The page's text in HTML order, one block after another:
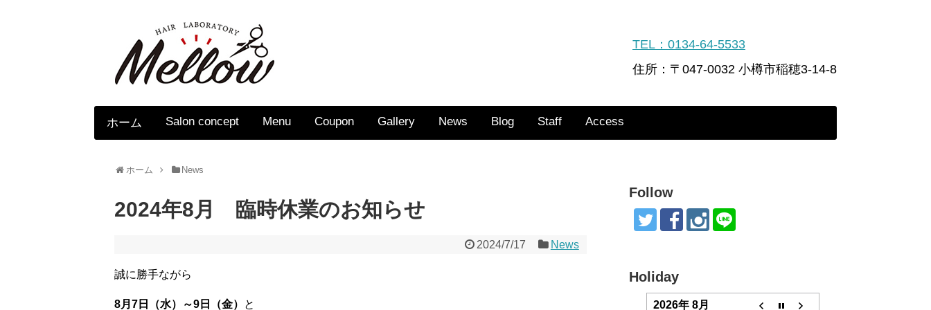
TEL：0134-64-5533
住所：〒047-0032 小樽市稲穂3-14-8
ホーム Salon concept Menu Coupon Gallery News Blog Staff Access
ホーム News
2024年8月 臨時休業のお知らせ
2024/7/17 News
誠に勝手ながら
8月7日（水）～9日（金） と
Follow
Holiday
2026年 8月